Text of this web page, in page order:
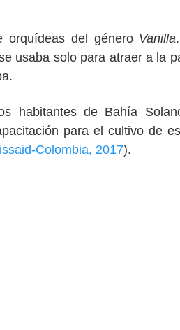
orquídeas del género Vanilla
usaba solo para atraer a la
habitantes de Bahía
para el cultivo de
Colombia, 2017).